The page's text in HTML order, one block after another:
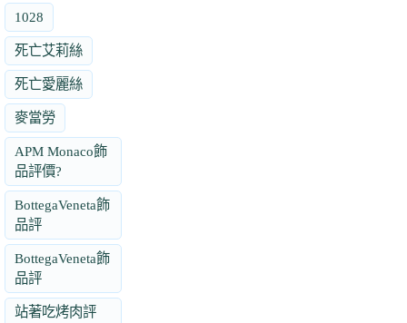
1028
死亡艾莉絲
死亡愛麗絲
麥當勞
APM Monaco飾
品評價?
BottegaVeneta飾
品評
BottegaVeneta飾
品評
站著吃烤肉評